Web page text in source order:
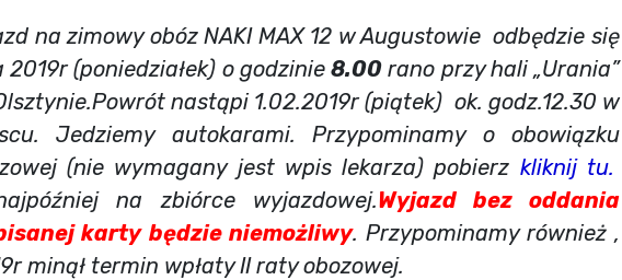
na zimowy obóz NAKI MAX 12 w Augustowie odbędzie się
(poniedziałek) o godzinie8.00 rano przy hali „Urania”
nastąpi 1.02.2019r (piątek) ok. godz.12.30 w
Jedziemy autokarami. Przypominamy o obowiązku
(nie wymagany jest wpis lekarza) pobierz kliknij tu.
na zbiórce wyjazdowej.Wyjazd bez oddania
karty będzie niemożliwy. Przypominamy również ,
minął termin wpłaty II raty obozowej.